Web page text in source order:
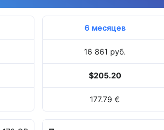
6 месяцев
16 861 руб.
$205.20
177.79 €